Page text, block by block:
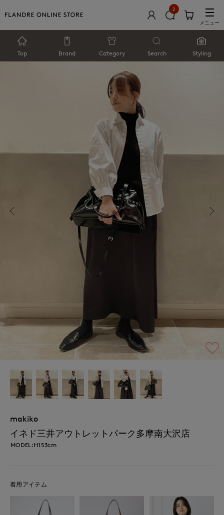
2
メニュー
Top Brand Category Search Styling
makiko
イネド三井アウトレットパーク多摩南大沢店
MODEL:H153cm
着用アイテム